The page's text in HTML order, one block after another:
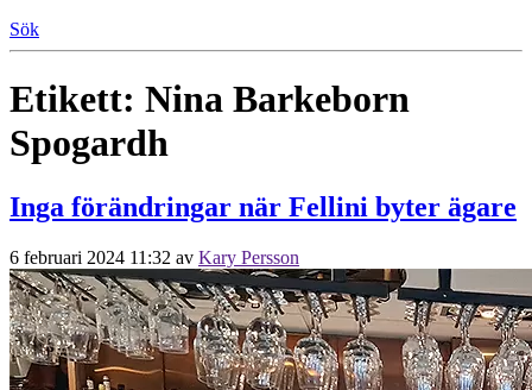
Sök
Etikett: Nina Barkeborn
Spogardh
Inga förändringar när Fellini byter ägare
6 februari 2024 11:32 av Kary Persson